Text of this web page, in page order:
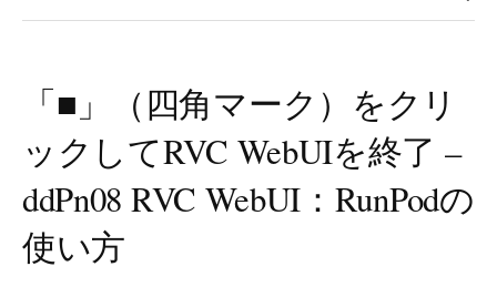
「■」（四角マーク）をクリ
ックしてRVC WebUIを終了 –
ddPn08 RVC WebUI：RunPodの
使い方